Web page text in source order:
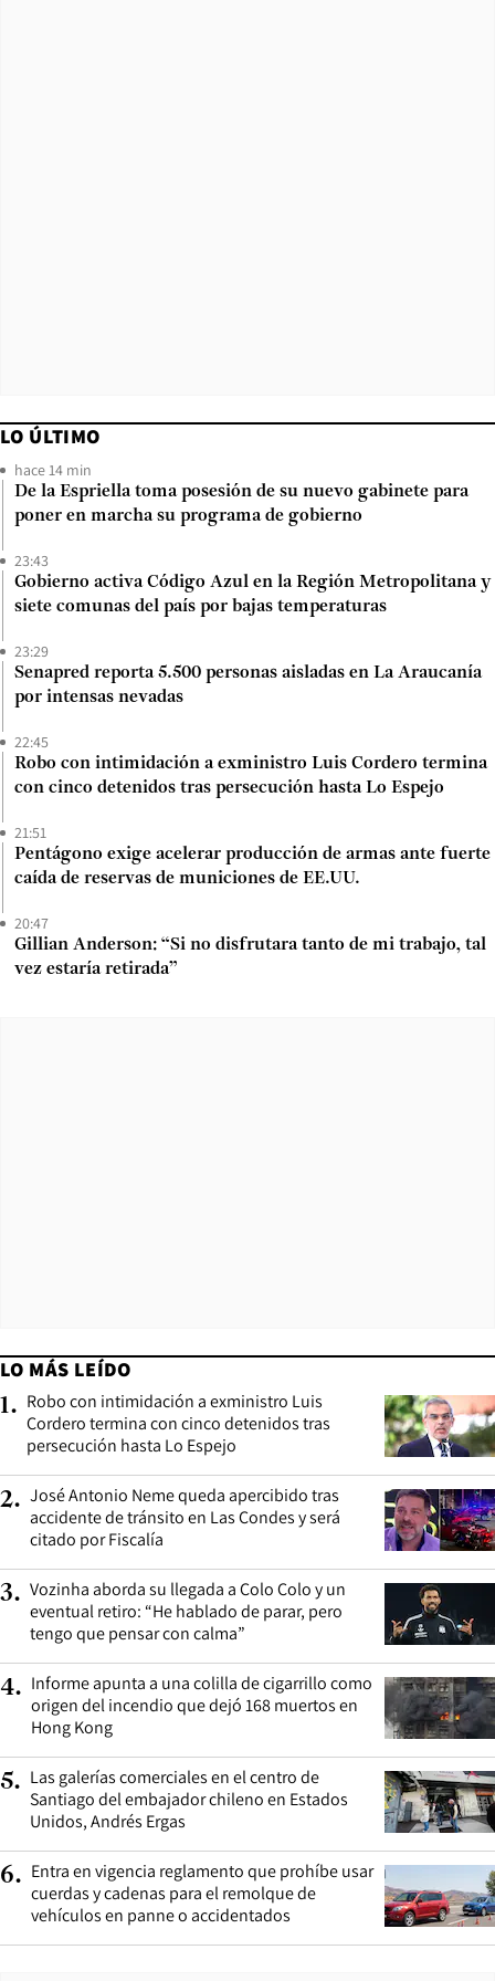
LO ÚLTIMO
hace 14 min
De la Espriella toma posesión de su nuevo gabinete para
poner en marcha su programa de gobierno
23:43
Gobierno activa Código Azul en la Región Metropolitana y
siete comunas del país por bajas temperaturas
23:29
Senapred reporta 5.500 personas aisladas en La Araucanía
por intensas nevadas
22:45
Robo con intimidación a exministro Luis Cordero termina
con cinco detenidos tras persecución hasta Lo Espejo
21:51
Pentágono exige acelerar producción de armas ante fuerte
caída de reservas de municiones de EE.UU.
20:47
Gillian Anderson: “Si no disfrutara tanto de mi trabajo, tal
vez estaría retirada”
LO MÁS LEÍDO
1. Robo con intimidación a exministro Luis
Cordero termina con cinco detenidos tras
persecución hasta Lo Espejo
2. José Antonio Neme queda apercibido tras
accidente de tránsito en Las Condes y será
citado por Fiscalía
3. Vozinha aborda su llegada a Colo Colo y un
eventual retiro: “He hablado de parar, pero
tengo que pensar con calma”
4. Informe apunta a una colilla de cigarrillo como
origen del incendio que dejó 168 muertos en
Hong Kong
5. Las galerías comerciales en el centro de
Santiago del embajador chileno en Estados
Unidos, Andrés Ergas
6. Entra en vigencia reglamento que prohíbe usar
cuerdas y cadenas para el remolque de
vehículos en panne o accidentados